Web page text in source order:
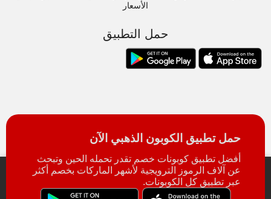
الأسعار
حمل التطبيق
حمل تطبيق الكوبون الذهبي الآن
أفضل تطبيق كوبونات خصم تقدر تحمله الحين وتبحث
عن آلاف الرموز الترويجية لأشهر الماركات بخصم أكثر
عبر تطبيق كل الكوبونات.